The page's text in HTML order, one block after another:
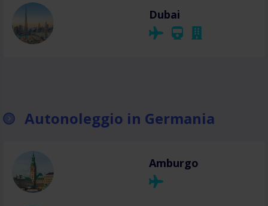
Dubai
Autonoleggio in Germania
Amburgo